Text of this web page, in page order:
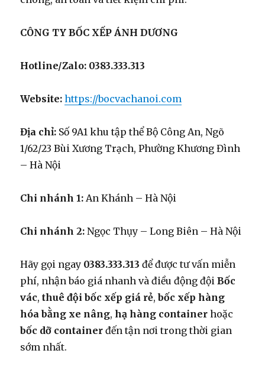
CÔNG TY BỐC XẾP ÁNH DƯƠNG
Hotline/Zalo: 0383.333.313
Website: https://bocvachanoi.com
Địa chỉ: Số 9A1 khu tập thể Bộ Công An, Ngõ
1/62/23 Bùi Xương Trạch, Phường Khương Đình
– Hà Nội
Chi nhánh 1: An Khánh – Hà Nội
Chi nhánh 2: Ngọc Thụy – Long Biên – Hà Nội
Hãy gọi ngay 0383.333.313 để được tư vấn miễn
phí, nhận báo giá nhanh và điều động độiBốc
vác,thuê đội bốc xếp giá rẻ,bốc xếp hàng
hóa bằng xe nâng,hạ hàng container hoặc
bốc dỡ container đến tận nơi trong thời gian
sớm nhất.